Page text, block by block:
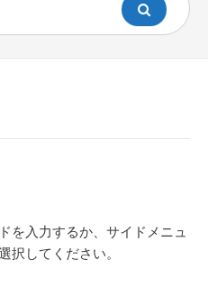
を入力するか、サイドメニュ
択してください。